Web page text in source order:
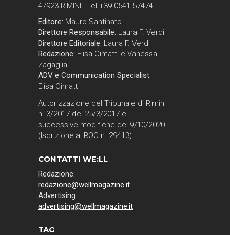
47923 RIMINI | Tel +39 0541 57474
Editore: Mauro Santinato
Direttore Responsabile: Laura F. Verdi
Direttore Editoriale: Laura F. Verdi
Redazione: Elisa Cimatti e Vanessa
Zagaglia
ADV e Communication Specialist:
Elisa Cimatti
Autorizzazione del Tribunale di Rimini
n. 3/2017 del 25/3/2017 e
successive modifiche del 9/10/2020
(Iscrizione al ROC n. 29413)
CONTATTI WE:LL
Redazione:
redazione@wellmagazine.it
Advertising:
advertising@wellmagazine.it
TAG